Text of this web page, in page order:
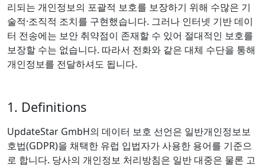
리되는 개인정보의 포괄적 보호를 보장하기 위해 수많은 기
술적·조직적 조치를 구현했습니다. 그러나 인터넷 기반 데이
터 전송에는 보안 취약점이 존재할 수 있어 절대적인 보호를
보장할 수는 없습니다. 따라서 전화와 같은 대체 수단을 통해
개인정보를 전달하셔도 됩니다.
1. Definitions
UpdateStar GmbH의 데이터 보호 선언은 일반개인정보보
호법(GDPR)을 채택한 유럽 입법자가 사용한 용어를 기준으
로 합니다. 당사의 개인정보 처리방침은 일반 대중은 물론 고